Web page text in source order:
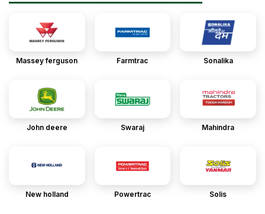
Massey ferguson Farmtrac Sonalika
John deere Swaraj Mahindra
New holland Powertrac Solis